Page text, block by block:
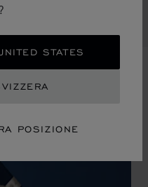
STATES
POSIZIONE